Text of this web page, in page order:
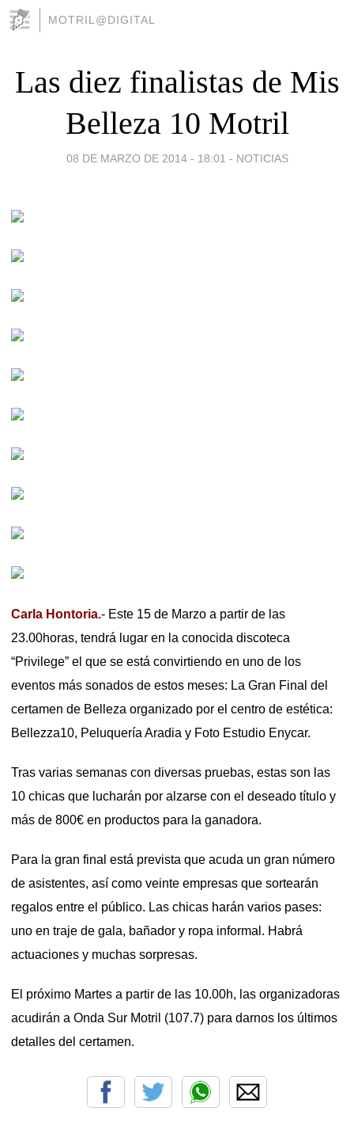
MOTRIL@DIGITAL
Las diez finalistas de Mis
Belleza 10 Motril
08 DE MARZO DE 2014 - 18:01 - NOTICIAS
Carla Hontoria.- Este 15 de Marzo a partir de las
23.00horas, tendrá lugar en la conocida discoteca
“Privilege” el que se está convirtiendo en uno de los
eventos más sonados de estos meses: La Gran Final del
certamen de Belleza organizado por el centro de estética:
Bellezza10, Peluquería Aradia y Foto Estudio Enycar.
Tras varias semanas con diversas pruebas, estas son las
10 chicas que lucharán por alzarse con el deseado título y
más de 800€ en productos para la ganadora.
Para la gran final está prevista que acuda un gran número
de asistentes, así como veinte empresas que sortearán
regalos entre el público. Las chicas harán varios pases:
uno en traje de gala, bañador y ropa informal. Habrá
actuaciones y muchas sorpresas.
El próximo Martes a partir de las 10.00h, las organizadoras
acudirán a Onda Sur Motril (107.7) para darnos los últimos
detalles del certamen.